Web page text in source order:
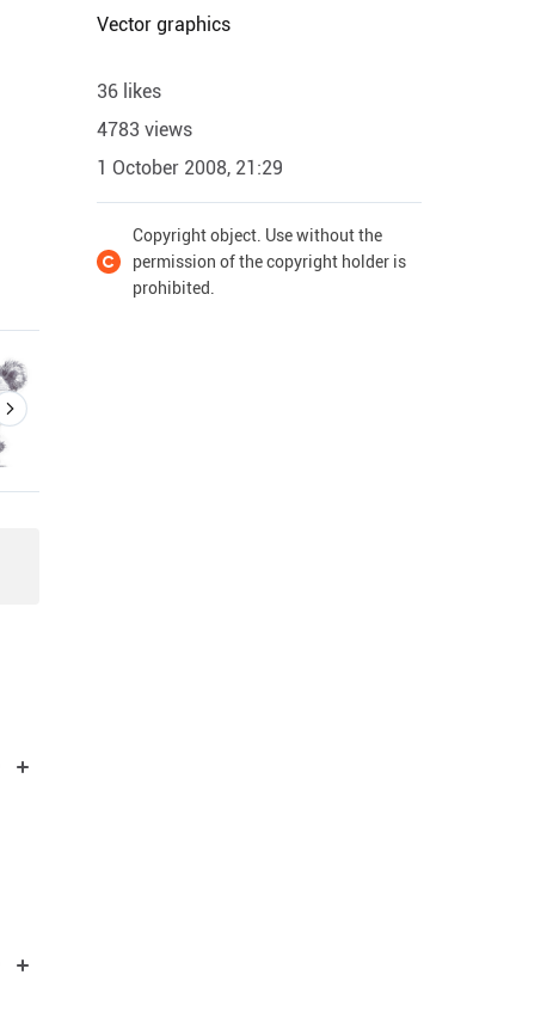
Vector graphics
36 likes
4783 views
1 October 2008, 21:29
Copyright object. Use without the
permission of the copyright holder is
prohibited.